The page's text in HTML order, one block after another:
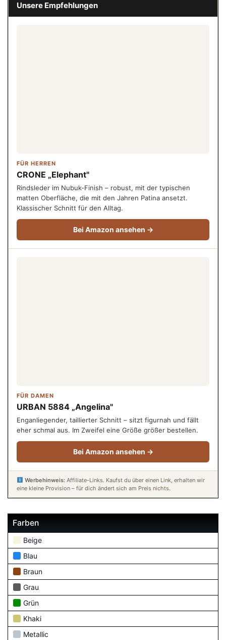
Unsere Empfehlungen
FÜR HERREN
CRONE „Elephant"
Rindsleder im Nubuk-Finish – robust, mit der typischen
matten Oberfläche, die mit den Jahren Patina ansetzt.
Klassischer Schnitt für den Alltag.
Bei Amazon ansehen →
FÜR DAMEN
URBAN 5884 „Angelina"
Enganliegender, taillierter Schnitt – sitzt figurnah und fällt
eher schmal aus. Im Zweifel eine Größe größer bestellen.
Bei Amazon ansehen →
Werbehinweis:Affiliate-Links. Kaufst du über einen Link, erhalten wir
eine kleine Provision – für dich ändert sich am Preis nichts.
Farben
Beige
Blau
Braun
Grau
Grün
Khaki
Metallic